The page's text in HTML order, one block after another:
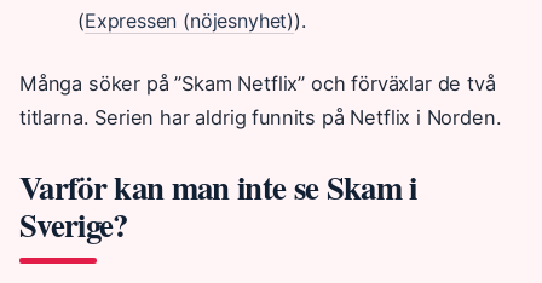
(Expressen (nöjesnyhet)).
Många söker på ”Skam Netflix” och förväxlar de två
titlarna. Serien har aldrig funnits på Netflix i Norden.
Varför kan man inte se Skam i
Sverige?